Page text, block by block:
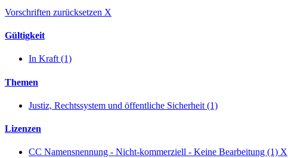
Vorschriften zurücksetzen X
Gültigkeit
In Kraft (1)
Themen
Justiz, Rechtssystem und öffentliche Sicherheit (1)
Lizenzen
CC Namensnennung - Nicht-kommerziell - Keine Bearbeitung (1) X